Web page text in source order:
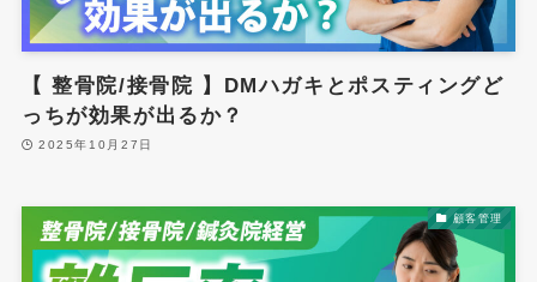
【 整骨院/接骨院 】DMハガキとポスティングど
っちが効果が出るか？
2025年10月27日
顧客管理